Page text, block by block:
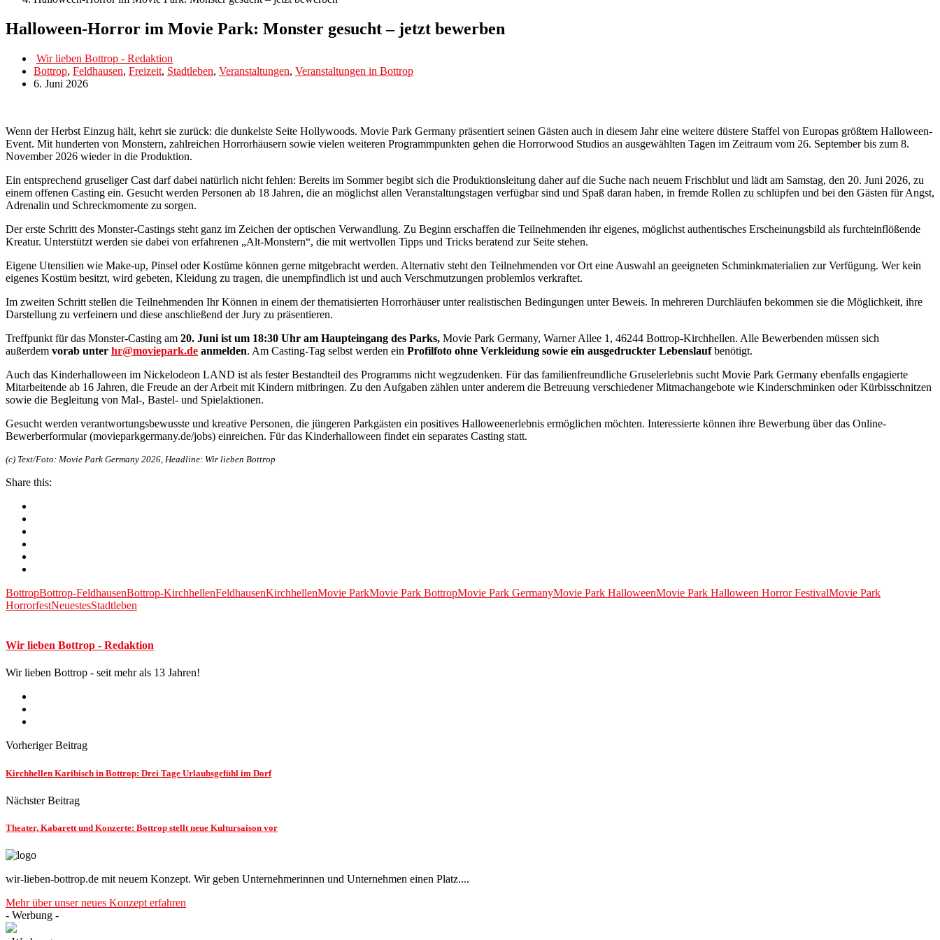
Halloween-Horror im Movie Park: Monster gesucht – jetzt bewerben
Wir lieben Bottrop - Redaktion
Bottrop, Feldhausen, Freizeit, Stadtleben, Veranstaltungen, Veranstaltungen in Bottrop
6. Juni 2026
Wenn der Herbst Einzug hält, kehrt sie zurück: die dunkelste Seite Hollywoods. Movie Park Germany präsentiert seinen Gästen auch in diesem Jahr eine weitere düstere Staffel von Europas größtem Halloween-
Event. Mit hunderten von Monstern, zahlreichen Horrorhäusern sowie vielen weiteren Programmpunkten gehen die Horrorwood Studios an ausgewählten Tagen im Zeitraum vom 26. September bis zum 8.
November 2026 wieder in die Produktion.
Ein entsprechend gruseliger Cast darf dabei natürlich nicht fehlen: Bereits im Sommer begibt sich die Produktionsleitung daher auf die Suche nach neuem Frischblut und lädt am Samstag, den 20. Juni 2026, zu
einem offenen Casting ein. Gesucht werden Personen ab 18 Jahren, die an möglichst allen Veranstaltungstagen verfügbar sind und Spaß daran haben, in fremde Rollen zu schlüpfen und bei den Gästen für Angst,
Adrenalin und Schreckmomente zu sorgen.
Der erste Schritt des Monster-Castings steht ganz im Zeichen der optischen Verwandlung. Zu Beginn erschaffen die Teilnehmenden ihr eigenes, möglichst authentisches Erscheinungsbild als furchteinflößende
Kreatur. Unterstützt werden sie dabei von erfahrenen „Alt-Monstern“, die mit wertvollen Tipps und Tricks beratend zur Seite stehen.
Eigene Utensilien wie Make-up, Pinsel oder Kostüme können gerne mitgebracht werden. Alternativ steht den Teilnehmenden vor Ort eine Auswahl an geeigneten Schminkmaterialien zur Verfügung. Wer kein
eigenes Kostüm besitzt, wird gebeten, Kleidung zu tragen, die unempfindlich ist und auch Verschmutzungen problemlos verkraftet.
Im zweiten Schritt stellen die Teilnehmenden Ihr Können in einem der thematisierten Horrorhäuser unter realistischen Bedingungen unter Beweis. In mehreren Durchläufen bekommen sie die Möglichkeit, ihre
Darstellung zu verfeinern und diese anschließend der Jury zu präsentieren.
Treffpunkt für das Monster-Casting am 20. Juni ist um 18:30 Uhr am Haupteingang des Parks, Movie Park Germany, Warner Allee 1, 46244 Bottrop-Kirchhellen. Alle Bewerbenden müssen sich
außerdem vorab unter hr@moviepark.de anmelden. Am Casting-Tag selbst werden ein Profilfoto ohne Verkleidung sowie ein ausgedruckter Lebenslaufbenötigt.
Auch das Kinderhalloween im Nickelodeon LAND ist als fester Bestandteil des Programms nicht wegzudenken. Für das familienfreundliche Gruselerlebnis sucht Movie Park Germany ebenfalls engagierte
Mitarbeitende ab 16 Jahren, die Freude an der Arbeit mit Kindern mitbringen. Zu den Aufgaben zählen unter anderem die Betreuung verschiedener Mitmachangebote wie Kinderschminken oder Kürbisschnitzen
sowie die Begleitung von Mal-, Bastel- und Spielaktionen.
Gesucht werden verantwortungsbewusste und kreative Personen, die jüngeren Parkgästen ein positives Halloweenerlebnis ermöglichen möchten. Interessierte können ihre Bewerbung über das Online-
Bewerberformular (movieparkgermany.de/jobs) einreichen. Für das Kinderhalloween findet ein separates Casting statt.
(c) Text/Foto: Movie Park Germany 2026, Headline: Wir lieben Bottrop
Share this:
BottropBottrop-FeldhausenBottrop-KirchhellenFeldhausenKirchhellenMovie ParkMovie Park BottropMovie Park GermanyMovie Park HalloweenMovie Park Halloween Horror FestivalMovie Park
HorrorfestNeuestesStadtleben
Wir lieben Bottrop - Redaktion
Wir lieben Bottrop - seit mehr als 13 Jahren!
Vorheriger Beitrag
Kirchhellen Karibisch in Bottrop: Drei Tage Urlaubsgefühl im Dorf
Nächster Beitrag
Theater, Kabarett und Konzerte: Bottrop stellt neue Kultursaison vor
wir-lieben-bottrop.de mit neuem Konzept. Wir geben Unternehmerinnen und Unternehmen einen Platz....
Mehr über unser neues Konzept erfahren
- Werbung -